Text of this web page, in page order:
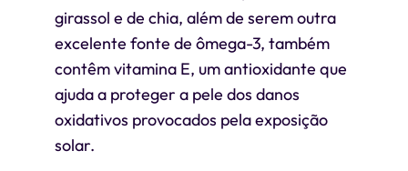
girassol e de chia, além de serem outra
excelente fonte de ômega-3, também
contêm vitamina E, um antioxidante que
ajuda a proteger a pele dos danos
oxidativos provocados pela exposição
solar.